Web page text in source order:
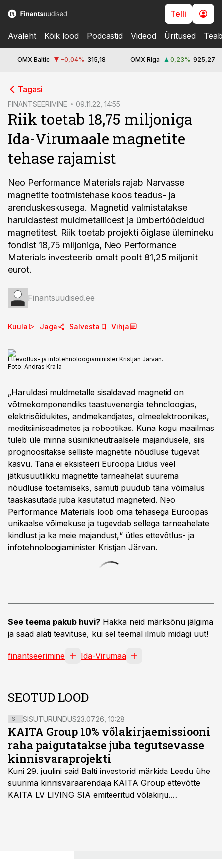
Telli
Avaleht Kõik lood Podcastid Videod Üritused
OMX Baltic −0,04% 315,18 OMX Riga 0,23% 925,27
Tagasi
FINANTSEERIMINE 09.11.22, 14:55
Riik toetab 18,75 miljoniga
Ida-Virumaale magnetite
tehase rajamist
Neo Performance Materials rajab Narvasse
magnetite tootmistehase koos teadus- ja
arenduskeskusega. Magnetid valmistatakse
haruldastest muldmetallidest ja ümbertöödeldud
magnetitest. Riik toetab projekti õiglase ülemineku
fondist 18,75 miljoniga, Neo Performance
Materials investeerib omalt poolt 81,25 miljonit
eurot.
Finantsuudised.ee
Kuula Jaga Salvesta Vihja
Ettevõtlus- ja infotehnoloogiaminister Kristjan Järvan.
Foto: Andras Kralla
„Haruldasi muldmetalle sisaldavad magnetid on
võtmekomponendiks taastuvenergia tehnoloogias,
elektrisõidukites, andmekandjates, olmeelektroonikas,
meditsiiniseadmetes ja robootikas. Kuna kogu maailmas
tuleb üle minna süsinikneutraalsele majandusele, siis
prognoositakse selliste magnetite nõudluse tugevat
kasvu. Täna ei eksisteeri Euroopa Liidus veel
jätkusuutlikku magnetite tarneahelat suurema
nõudluse toetamiseks, samuti puudub täna võimalus
taaskasutada juba kasutatud magneteid. Neo
Performance Materials loob oma tehasega Euroopas
unikaalse võimekuse ja tugevdab sellega tarneahelate
kindlust ja ka meie majandust,“ ütles ettevõtlus- ja
infotehnoloogiaminister Kristjan Järvan.
See teema pakub huvi? Hakka neid märksõnu jälgima
ja saad alati teavituse, kui sel teemal ilmub midagi uut!
finantseerimine Ida-Virumaa
SEOTUD LOOD
ST SISUTURUNDUS23.07.26, 10:28
KAITA Group 10% võlakirjaemissiooni
raha paigutatakse juba tegutsevasse
kinnisvaraprojekti
Kuni 29. juulini said Balti investorid märkida Leedu ühe
suurima kinnisvaraarendaja KAITA Group ettevõtte
KAITA LV LIVING SIA emiteeritud võlakirju.